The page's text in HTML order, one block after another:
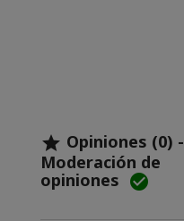
 Opiniones (0) -
Moderación de
opiniones 